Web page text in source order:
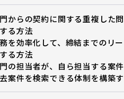
からの契約に関する重複した
る方法
を効率化して、締結までのリ
る方法
の担当者が、自ら担当する案
案件を検索できる体制を構築